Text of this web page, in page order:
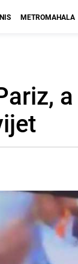
METROMAHALA